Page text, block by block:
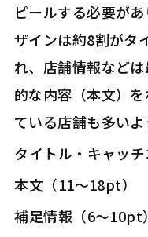
ピールする必要が
ザインは約8割がタ
れ、店舗情報など
的な内容（本文）
ている店舗も多いよ
――タイトル・キャッ
――本文（11～18pt）
――補足情報（6～10pt）